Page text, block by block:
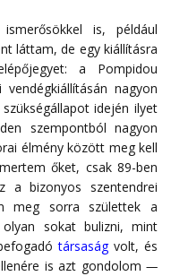
is, például
láttam, de egy kiállításra
a Pompidou
nagyon
idején ilyet
szempontból nagyon
élmény között meg kell
őket, csak 89-ben
a bizonyos szentendrei
meg sorra születtek a
sokat bulizni, mint
társaságvolt, és
is azt gondolom —